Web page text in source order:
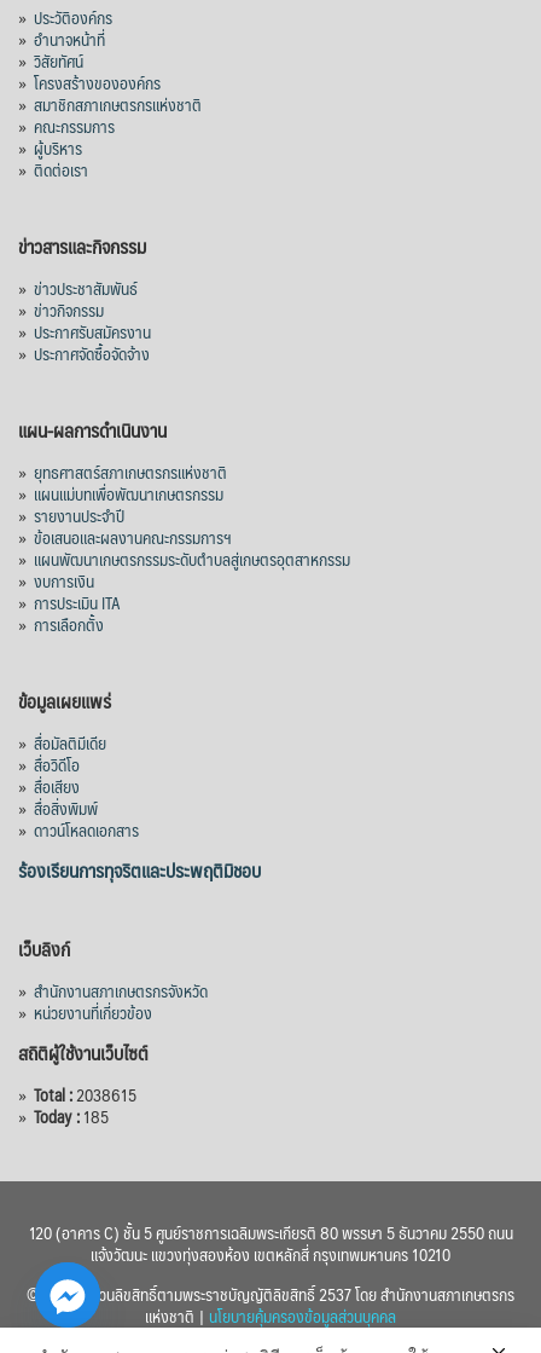
» ประวัติองค์กร
» อำนาจหน้าที่
» วิสัยทัศน์
» โครงสร้างขององค์กร
» สมาชิกสภาเกษตรกรแห่งชาติ
» คณะกรรมการ
» ผู้บริหาร
» ติดต่อเรา
ข่าวสารและกิจกรรม
» ข่าวประชาสัมพันธ์
» ข่าวกิจกรรม
» ประกาศรับสมัครงาน
» ประกาศจัดซื้อจัดจ้าง
แผน-ผลการดำเนินงาน
» ยุทธศาสตร์สภาเกษตรกรแห่งชาติ
» แผนแม่บทเพื่อพัฒนาเกษตรกรรม
» รายงานประจำปี
» ข้อเสนอและผลงานคณะกรรมการฯ
» แผนพัฒนาเกษตรกรรมระดับตำบลสู่เกษตรอุตสาหกรรม
» งบการเงิน
» การประเมิน ITA
» การเลือกตั้ง
ข้อมูลเผยแพร่
» สื่อมัลติมีเดีย
» สื่อวิดีโอ
» สื่อเสียง
» สื่อสิ่งพิมพ์
» ดาวน์โหลดเอกสาร
ร้องเรียนการทุจริตและประพฤติมิชอบ
เว็บลิงก์
» สำนักงานสภาเกษตรกรจังหวัด
» หน่วยงานที่เกี่ยวข้อง
สถิติผู้ใช้งานเว็บไซต์
» Total :2038615
» Today :185
120 (อาคาร C) ชั้น 5 ศูนย์ราชการเฉลิมพระเกียรติ 80 พรรษา 5 ธันวาคม 2550 ถนน
แจ้งวัฒนะ แขวงทุ่งสองห้อง เขตหลักสี่ กรุงเทพมหานคร 10210
© 2560 สงวนลิขสิทธิ์ตามพระราชบัญญัติลิขสิทธิ์ 2537 โดย สำนักงานสภาเกษตรกร
แห่งชาติ | นโยบายคุ้มครองข้อมูลส่วนบุคคล